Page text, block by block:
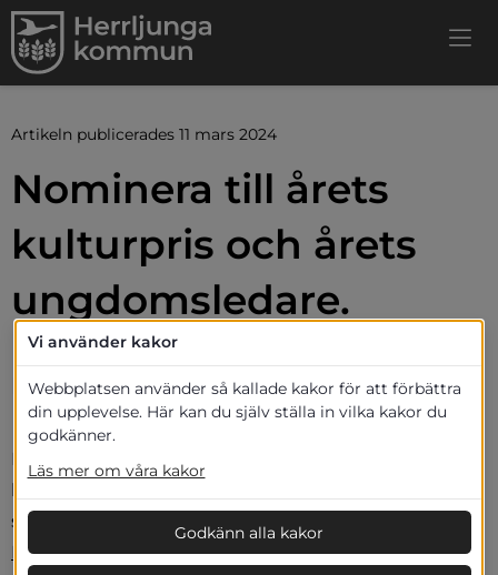
Artikeln publicerades 11 mars 2024
Nominera till årets
kulturpris och årets
ungdomsledare.
Nu kan du nominera någon till årets
kulturpris, och årets ungdomsledare i
Herrljunga.
Du kan även ansöka om att bli årets kultur- och
konsthantverksstipendiat. Vi behöver din anmälan
senast den 1 april.
Läs mer om priserna och nominera
Vi använder kakor
Webbplatsen använder så kallade kakor för att förbättra
din upplevelse. Här kan du själv ställa in vilka kakor du
godkänner.
Läs mer om våra kakor
Godkänn alla kakor